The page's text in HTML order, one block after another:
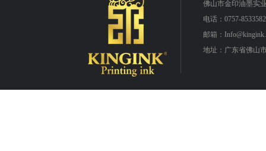
佛山市金印油墨实
电话：0757-
邮箱：
地址：广东省佛山